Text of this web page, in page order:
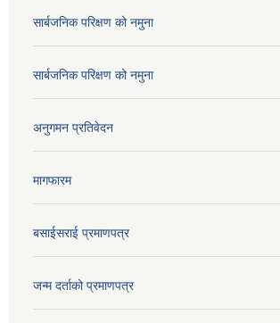
सार्बजनिक परिक्षण को नमुना
सार्बजनिक परिक्षण को नमुना
अनुगमन प्रतिवेदन
मागफारम
बसाईसराई प्रमाणपत्र
जन्म दर्ताको प्रमाणपत्र